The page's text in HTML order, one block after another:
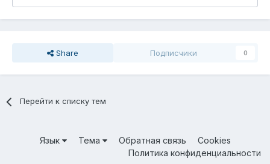
Share Подписчики 0
Перейти к списку тем
Язык Тема Обратная связь
Cookies
Политика конфиденциальности